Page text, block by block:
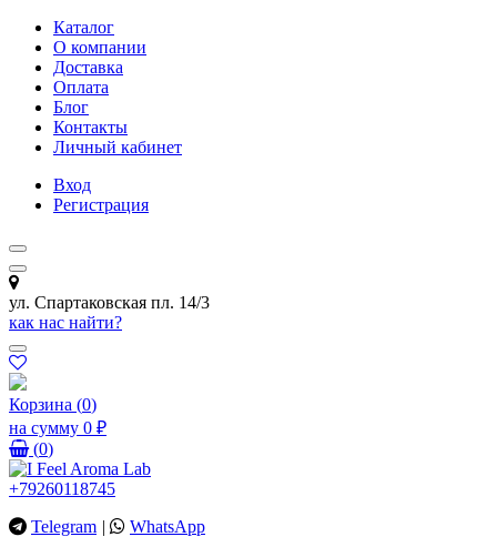
Каталог
О компании
Доставка
Оплата
Блог
Контакты
Личный кабинет
Вход
Регистрация
ул. Спартаковская пл. 14/3
как нас найти?
Корзина (0)
на сумму 0 ₽
(0)
+79260118745
Telegram |
WhatsApp